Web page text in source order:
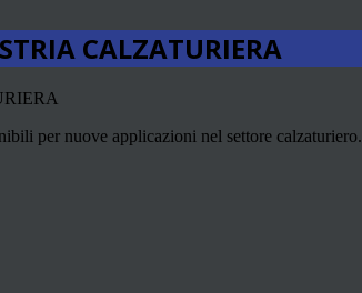
CALZATURIERA
per nuove applicazioni nel settore calzaturiero.